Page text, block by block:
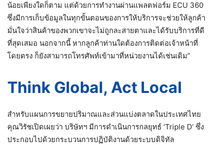
น้อยเพียงใดก็ตาม แต่ด้วยการทำงานผ่านแพลตฟอร์ม ECU 360
ซึ่งมีการเก็บข้อมูลในทุกขั้นตอนของการให้บริการจะช่วยให้ลูกค้า
มั่นใจว่าสินค้าของพวกเขาจะไม่ถูกละสายตาและได้รับบริการที่ดี
ที่สุดเสมอ นอกจากนี้ หากลูกค้าท่านใดต้องการติดต่อเจ้าหน้าที่
โดยตรง ก็ยังสามารถโทรศัพท์เข้ามาที่หน่วยงานได้เช่นเดิม”
Think Global, Act Local
สำหรับแผนการขยายปริมาณและส่วนแบ่งตลาดในประเทศไทย
คุณวิรัชเปิดเผยว่า บริษัทฯ มีการดำเนินการกลยุทธ์ ‘Triple D’ ซึ่ง
ประกอบไปด้วยกระบวนการปฏิบัติงานด้วยระบบดิจิทัล